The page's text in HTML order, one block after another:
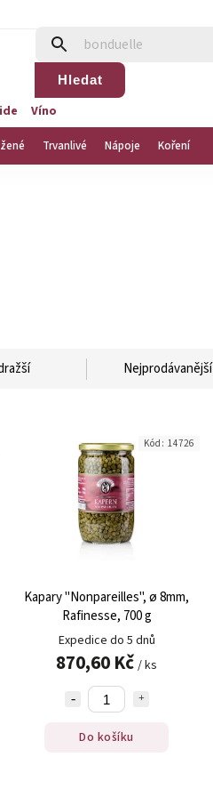
Hledat
Víno
Trvanlivé Nápoje Koření
Nejprodávanější
Kapary "Nonpareilles", ø 8mm,
Rafinesse, 700 g
Expedice do 5 dnů
870,60 Kč / ks
Do košíku
Kód: 14726